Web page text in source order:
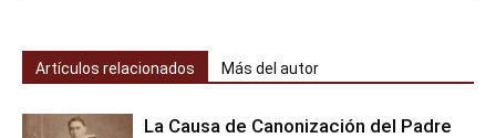
Artículos relacionados Más del autor
La Causa de Canonización del Padre